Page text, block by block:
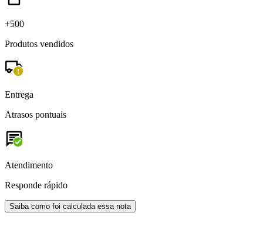
+500
Produtos vendidos
Entrega
Atrasos pontuais
Atendimento
Responde rápido
Saiba como foi calculada essa nota